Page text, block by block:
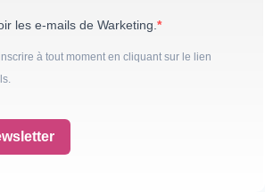
les e-mails de Warketing.
à tout moment en cliquant sur le lien